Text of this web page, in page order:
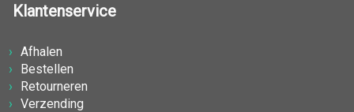
Klantenservice
Afhalen
Bestellen
Retourneren
Verzending